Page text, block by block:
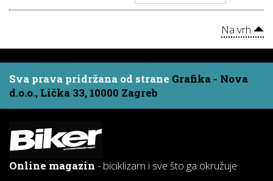
Na vrh
Sva prava pridržana od strane Grafika - Nova
d.o.o., Lička 33, 10000 Zagreb
Online magazin - biciklizam i sve što ga okružuje